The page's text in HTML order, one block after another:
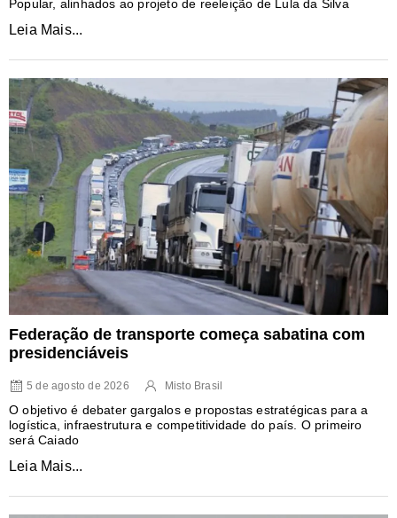
Popular, alinhados ao projeto de reeleição de Lula da Silva
Leia Mais...
Federação de transporte começa sabatina com
presidenciáveis
5 de agosto de 2026 Misto Brasil
O objetivo é debater gargalos e propostas estratégicas para a
logística, infraestrutura e competitividade do país. O primeiro
será Caiado
Leia Mais...